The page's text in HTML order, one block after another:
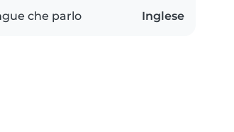
che parlo Inglese